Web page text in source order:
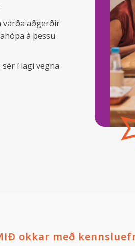
varða aðgerðir
á þessu
í lagi vegna
okkar með